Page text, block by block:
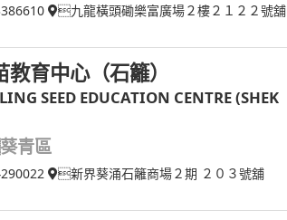
九龍橫頭磡樂富廣場２樓２１２２號舖
教育中心（石籬）
SEED EDUCATION CENTRE (SHEK
青區
新界葵涌石籬商場２期 ２０３號舖